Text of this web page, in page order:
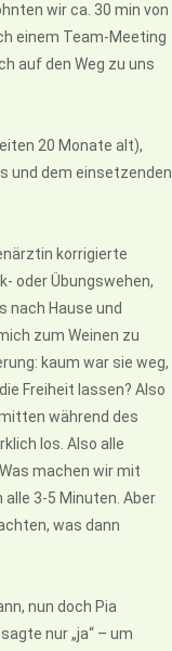
wir ca. 30 min von
einem Team-Meeting
auf den Weg zu uns
20 Monate alt),
und dem einsetzenden
korrigierte
oder Übungswehen,
nach Hause und
zum Weinen zu
kaum war sie weg,
Freiheit lassen? Also
während des
los. Also alle
machen wir mit
alle 3-5 Minuten. Aber
was dann
nun doch Pia
nur „ja“ – um